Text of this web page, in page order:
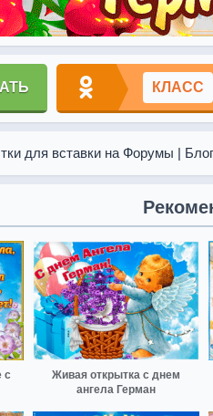
КЛАСС
для вставки на Форумы |
с
Живая открытка с днем
ангела Герман